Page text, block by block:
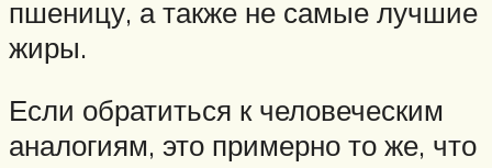
пшеницу, а также не самые лучшие
жиры.
Если обратиться к человеческим
аналогиям, это примерно то же, что